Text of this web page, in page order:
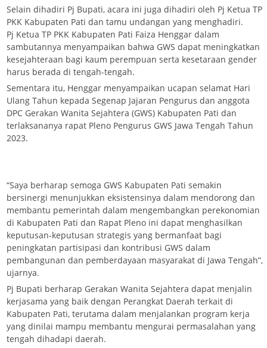
Selain dihadiri Pj Bupati, acara ini juga dihadiri oleh Pj Ketua TP
PKK Kabupaten Pati dan tamu undangan yang menghadiri.
Pj Ketua TP PKK Kabupaten Pati Faiza Henggar dalam
sambutannya menyampaikan bahwa GWS dapat meningkatkan
kesejahteraan bagi kaum perempuan serta kesetaraan gender
harus berada di tengah-tengah.
Sementara itu, Henggar menyampaikan ucapan selamat Hari
Ulang Tahun kepada Segenap Jajaran Pengurus dan anggota
DPC Gerakan Wanita Sejahtera (GWS) Kabupaten Pati dan
terlaksananya rapat Pleno Pengurus GWS Jawa Tengah Tahun
2023.
“Saya berharap semoga GWS Kabupaten Pati semakin
bersinergi menunjukkan eksistensinya dalam mendorong dan
membantu pemerintah dalam mengembangkan perekonomian
di Kabupaten Pati dan Rapat Pleno ini dapat menghasilkan
keputusan-keputusan strategis yang bermanfaat bagi
peningkatan partisipasi dan kontribusi GWS dalam
pembangunan dan pemberdayaan masyarakat di Jawa Tengah”,
ujarnya.
Pj Bupati berharap Gerakan Wanita Sejahtera dapat menjalin
kerjasama yang baik dengan Perangkat Daerah terkait di
Kabupaten Pati, terutama dalam menjalankan program kerja
yang dinilai mampu membantu mengurai permasalahan yang
tengah dihadapi daerah.